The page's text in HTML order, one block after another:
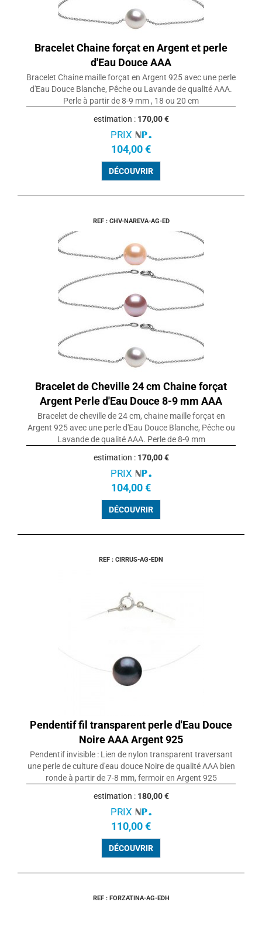
Bracelet Chaine forçat en Argent et perle
d'Eau Douce AAA
Bracelet Chaine maille forçat en Argent 925 avec une perle
d'Eau Douce Blanche, Pêche ou Lavande de qualité AAA.
Perle à partir de 8-9 mm , 18 ou 20 cm
estimation : 170,00 €
PRIX
104,00 €
DÉCOUVRIR
REF : CHV-NAREVA-AG-ED
Bracelet de Cheville 24 cm Chaine forçat
Argent Perle d'Eau Douce 8-9 mm AAA
Bracelet de cheville de 24 cm, chaine maille forçat en
Argent 925 avec une perle d'Eau Douce Blanche, Pêche ou
Lavande de qualité AAA. Perle de 8-9 mm
estimation : 170,00 €
PRIX
104,00 €
DÉCOUVRIR
REF : CIRRUS-AG-EDN
Pendentif fil transparent perle d'Eau Douce
Noire AAA Argent 925
Pendentif invisible : Lien de nylon transparent traversant
une perle de culture d'eau douce Noire de qualité AAA bien
ronde à partir de 7-8 mm, fermoir en Argent 925
estimation : 180,00 €
PRIX
110,00 €
DÉCOUVRIR
REF : FORZATINA-AG-EDH